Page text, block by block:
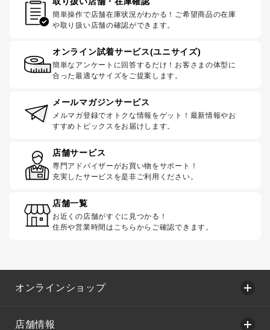
簡単操作で店舗在庫状況がわかる！ご希望商品の在庫
や取り扱い店舗の確認ができます。
オンライン試着サービス(ユニサイズ)
簡単なアンケートに回答するだけ！お客さまの体型に
合った最適なサイズをご提案します。
メールマガジンサービス
メルマガ登録でオトクな情報をゲット！最新情報やお
すすめトピックスをお届けします。
店舗サービス
専門アドバイザーがお買い物をサポート！
充実したサービスを是非ご利用ください。
店舗一覧
お近くの店舗がすぐに見つかる！
住所や営業時間はこちらからご確認できます。
オンラインショップ
店舗情報